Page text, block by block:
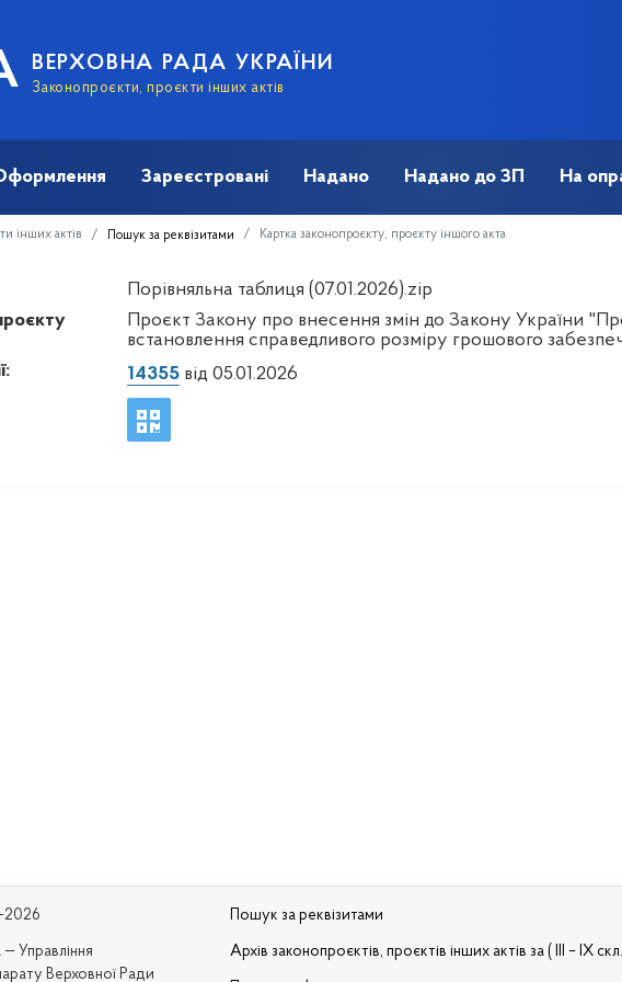
ВЕРХОВНА РАДА УКРАЇНИ
Законопроєкти, проєкти інших актів
Зареєстровані Надано Надано до ЗП На
інших актів Пошук за реквізитами Картка законопроєкту, проєкту іншого акта
Порівняльна таблиця (07.01.2026).zip
Проєкт Закону про внесення змін до Закону України
встановлення справедливого розміру грошового
14355від 05.01.2026
— Управління
Верховної Ради
Пошук за реквізитами
Архів законопроєктів, проєктів інших актів за ( III – IX